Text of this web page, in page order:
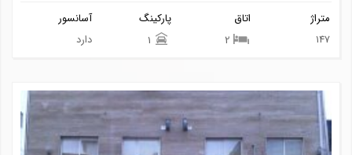
آسانسور
دارد
پارکینگ
اتاق
2
متراژ
147